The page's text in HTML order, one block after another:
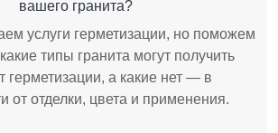
вашего гранита?
услуги герметизации, но поможем
типы гранита могут получить
герметизации, а какие нет — в
от отделки, цвета и применения.